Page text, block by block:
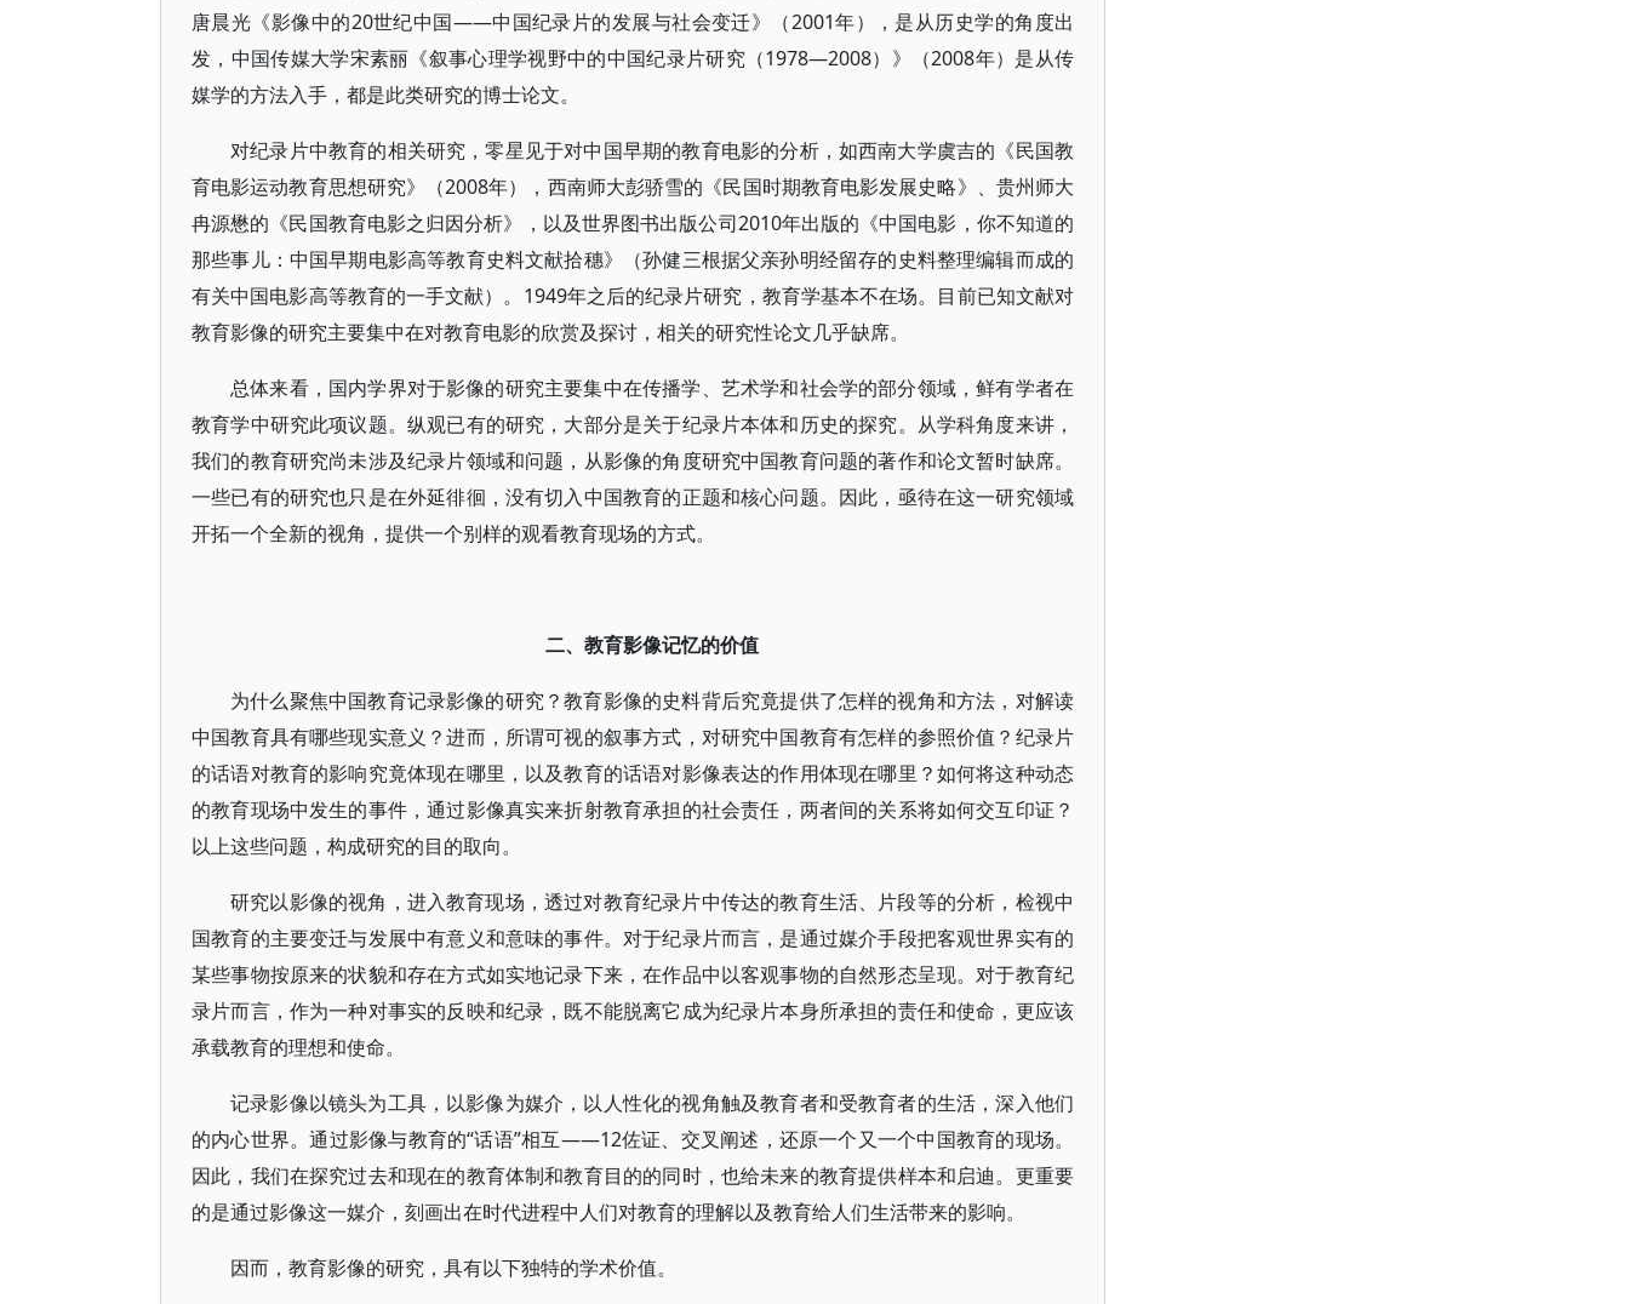
唐晨光《影像中的20世纪中国——中国纪录片的发展与社会变迁》（2001年），是从历史学的角度出
发，中国传媒大学宋素丽《叙事心理学视野中的中国纪录片研究（1978—2008）》（2008年）是从传
媒学的方法入手，都是此类研究的博士论文。
对纪录片中教育的相关研究，零星见于对中国早期的教育电影的分析，如西南大学虞吉的《民国教
育电影运动教育思想研究》（2008年），西南师大彭骄雪的《民国时期教育电影发展史略》、贵州师大
冉源懋的《民国教育电影之归因分析》，以及世界图书出版公司2010年出版的《中国电影，你不知道的
那些事儿：中国早期电影高等教育史料文献拾穗》（孙健三根据父亲孙明经留存的史料整理编辑而成的
有关中国电影高等教育的一手文献）。1949年之后的纪录片研究，教育学基本不在场。目前已知文献对
教育影像的研究主要集中在对教育电影的欣赏及探讨，相关的研究性论文几乎缺席。
总体来看，国内学界对于影像的研究主要集中在传播学、艺术学和社会学的部分领域，鲜有学者在
教育学中研究此项议题。纵观已有的研究，大部分是关于纪录片本体和历史的探究。从学科角度来讲，
我们的教育研究尚未涉及纪录片领域和问题，从影像的角度研究中国教育问题的著作和论文暂时缺席。
一些已有的研究也只是在外延徘徊，没有切入中国教育的正题和核心问题。因此，亟待在这一研究领域
开拓一个全新的视角，提供一个别样的观看教育现场的方式。
二、教育影像记忆的价值
为什么聚焦中国教育记录影像的研究？教育影像的史料背后究竟提供了怎样的视角和方法，对解读
中国教育具有哪些现实意义？进而，所谓可视的叙事方式，对研究中国教育有怎样的参照价值？纪录片
的话语对教育的影响究竟体现在哪里，以及教育的话语对影像表达的作用体现在哪里？如何将这种动态
的教育现场中发生的事件，通过影像真实来折射教育承担的社会责任，两者间的关系将如何交互印证？
以上这些问题，构成研究的目的取向。
研究以影像的视角，进入教育现场，透过对教育纪录片中传达的教育生活、片段等的分析，检视中
国教育的主要变迁与发展中有意义和意味的事件。对于纪录片而言，是通过媒介手段把客观世界实有的
某些事物按原来的状貌和存在方式如实地记录下来，在作品中以客观事物的自然形态呈现。对于教育纪
录片而言，作为一种对事实的反映和纪录，既不能脱离它成为纪录片本身所承担的责任和使命，更应该
承载教育的理想和使命。
记录影像以镜头为工具，以影像为媒介，以人性化的视角触及教育者和受教育者的生活，深入他们
的内心世界。通过影像与教育的“话语”相互——12佐证、交叉阐述，还原一个又一个中国教育的现场。
因此，我们在探究过去和现在的教育体制和教育目的的同时，也给未来的教育提供样本和启迪。更重要
的是通过影像这一媒介，刻画出在时代进程中人们对教育的理解以及教育给人们生活带来的影响。
因而，教育影像的研究，具有以下独特的学术价值。